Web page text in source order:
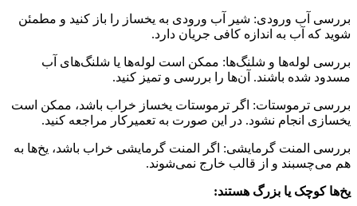
بررسی آب ورودی: شیر آب ورودی به یخساز را باز کنید و مطمئن
شوید که آب به اندازه کافی جریان دارد.
بررسی لوله‌ها و شلنگ‌ها: ممکن است لوله‌ها یا شلنگ‌های آب
مسدود شده باشند. آن‌ها را بررسی و تمیز کنید.
بررسی ترموستات: اگر ترموستات یخساز خراب باشد، ممکن است
یخسازی انجام نشود. در این صورت به تعمیرکار مراجعه کنید.
بررسی المنت گرمایشی: اگر المنت گرمایشی خراب باشد، یخ‌ها به
هم می‌چسبند و از قالب خارج نمی‌شوند.
یخ‌ها کوچک یا بزرگ هستند: